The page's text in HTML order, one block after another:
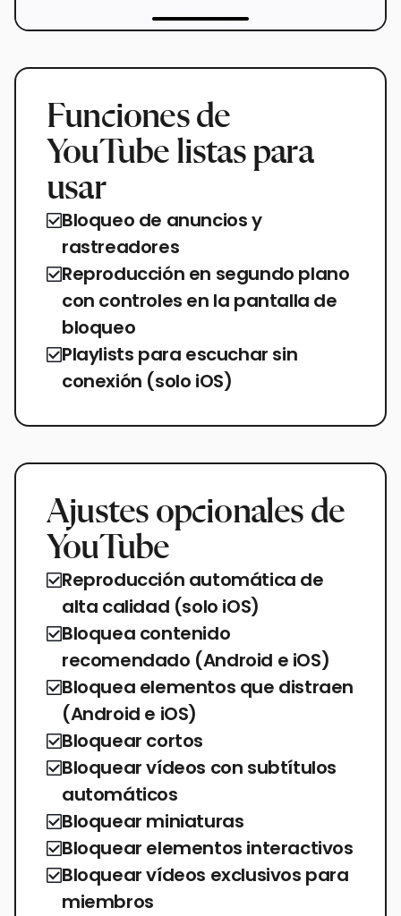
Funciones de
YouTube listas para
usar
Bloqueo de anuncios y
rastreadores
Reproducción en segundo plano
con controles en la pantalla de
bloqueo
Playlists para escuchar sin
conexión (solo iOS)
Ajustes opcionales de
YouTube
Reproducción automática de
alta calidad (solo iOS)
Bloquea contenido
recomendado (Android e iOS)
Bloquea elementos que distraen
(Android e iOS)
Bloquear cortos
Bloquear vídeos con subtítulos
automáticos
Bloquear miniaturas
Bloquear elementos interactivos
Bloquear vídeos exclusivos para
miembros